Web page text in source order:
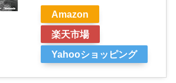
Amazon
楽天市場
Yahooショッピング